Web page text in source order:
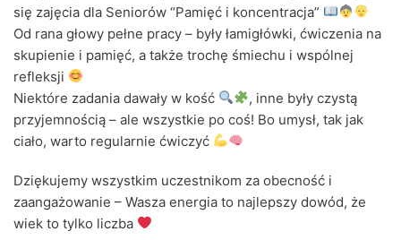
się zajęcia dla Seniorów “Pamięć i koncentracja”
Od rana głowy pełne pracy – były łamigłówki, ćwiczenia na
skupienie i pamięć, a także trochę śmiechu i wspólnej
refleksji
Niektóre zadania dawały w kość
, inne były czystą
przyjemnością – ale wszystkie po coś! Bo umysł, tak jak
ciało, warto regularnie ćwiczyć
Dziękujemy wszystkim uczestnikom za obecność i
zaangażowanie – Wasza energia to najlepszy dowód, że
wiek to tylko liczba